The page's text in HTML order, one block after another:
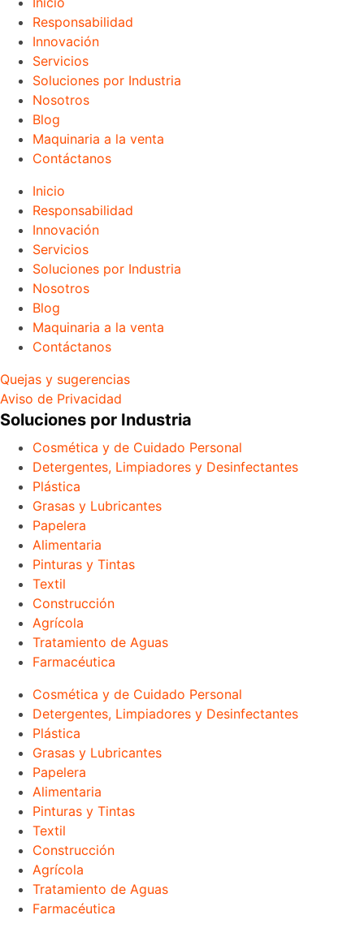
Responsabilidad
Innovación
Servicios
Soluciones por Industria
Nosotros
Blog
Maquinaria a la venta
Contáctanos
Inicio
Responsabilidad
Innovación
Servicios
Soluciones por Industria
Nosotros
Blog
Maquinaria a la venta
Contáctanos
Quejas y sugerencias
Aviso de Privacidad
Soluciones por Industria
Cosmética y de Cuidado Personal
Detergentes, Limpiadores y Desinfectantes
Plástica
Grasas y Lubricantes
Papelera
Alimentaria
Pinturas y Tintas
Textil
Construcción
Agrícola
Tratamiento de Aguas
Farmacéutica
Cosmética y de Cuidado Personal
Detergentes, Limpiadores y Desinfectantes
Plástica
Grasas y Lubricantes
Papelera
Alimentaria
Pinturas y Tintas
Textil
Construcción
Agrícola
Tratamiento de Aguas
Farmacéutica